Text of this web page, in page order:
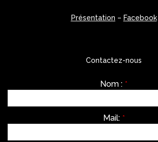
Présentation – Facebook
Contactez-nous
Nom : *
Mail: *